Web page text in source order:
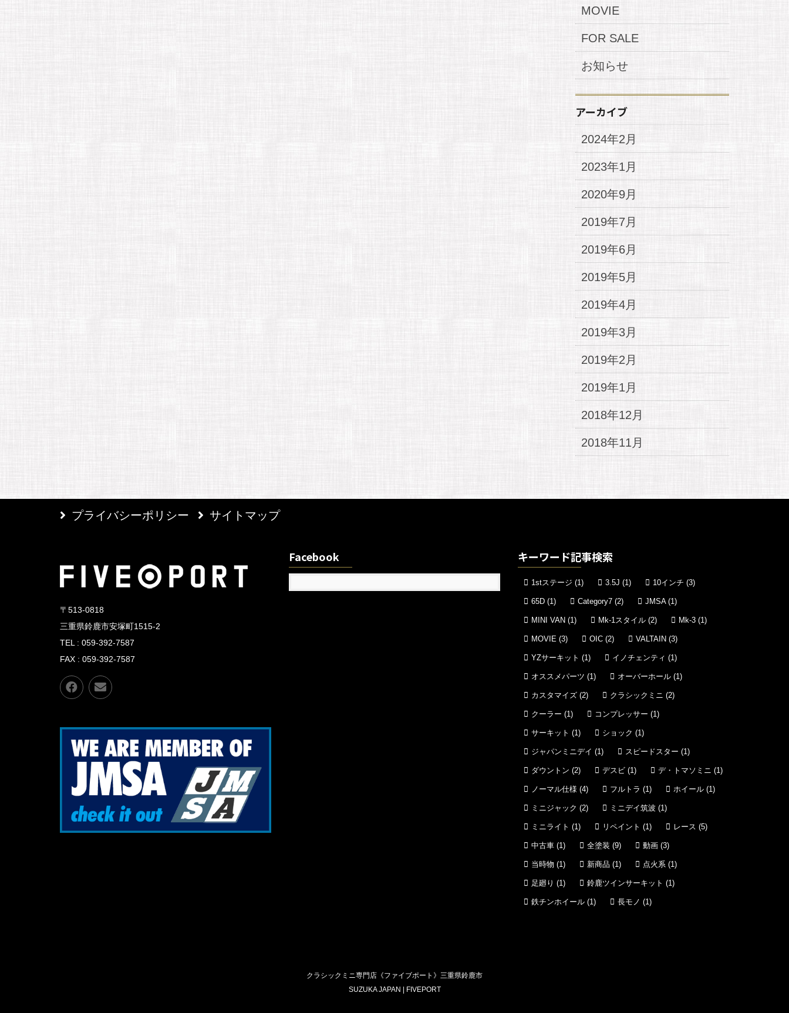
MOVIE
FOR SALE
お知らせ
アーカイブ
2024年2月
2023年1月
2020年9月
2019年7月
2019年6月
2019年5月
2019年4月
2019年3月
2019年2月
2019年1月
2018年12月
2018年11月
プライバシーポリシー サイトマップ
〒513-0818
三重県鈴鹿市安塚町1515-2
TEL : 059-392-7587
FAX : 059-392-7587
Facebook キーワード記事検索
1stステージ (1) 3.5J (1) 10インチ (3)
65D (1) Category7 (2) JMSA(1)
MINI VAN (1) Mk-1スタイル (2) Mk-3 (1)
MOVIE (3) OIC (2) VALTAIN (3)
YZサーキット (1) イノチェンティ (1)
オススメパーツ (1) オーバーホール (1)
カスタマイズ (2) クラシックミニ (2)
クーラー (1) コンプレッサー (1)
サーキット (1) ショック (1)
ジャパンミニデイ (1) スピードスター (1)
ダウントン (2) デスビ (1) デ・トマソミニ (1)
ノーマル仕様 (4) フルトラ (1) ホイール (1)
ミニジャック (2) ミニデイ筑波 (1)
ミニライト (1) リペイント (1) レース (5)
中古車 (1) 全塗装 (9) 動画 (3)
当時物 (1) 新商品 (1) 点火系 (1)
足廻り (1) 鈴鹿ツインサーキット (1)
鉄チンホイール (1) 長モノ (1)
クラシックミニ専門店《ファイブポート》三重県鈴鹿市
SUZUKA JAPAN | FIVEPORT